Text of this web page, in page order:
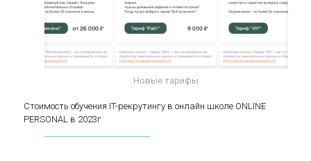
Стоимость обучения IT-рекрутингу в онлайн
Новые тарифы
Стоимость обучения IT-рекрутингу в онлайн школе ONLINE
PERSONAL в 2023г